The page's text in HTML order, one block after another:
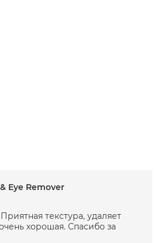
Eye Remover
текстура, удаляет
хорошая. Спасибо за